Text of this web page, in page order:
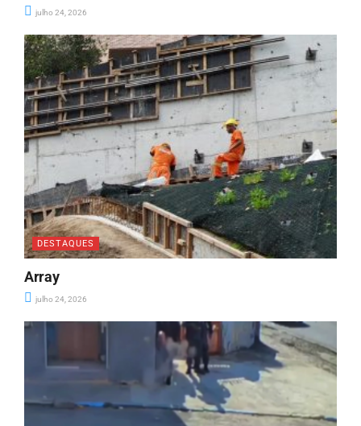
julho 24, 2026
DESTAQUES
Array
julho 24, 2026